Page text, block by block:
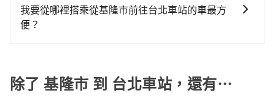
上下車地點仍有段距離，在遇到下雨天或者載行李時，
就顯得非常不便。
淘汰顧客評分較低的司機，且車輛均要求5年內新車，司
機也絕對不會在車內吸煙，於新冠肺炎期間也絕對全程
在成本的控制，更是在傳統旺季（年假、端午、中秋、
中長程提供最優惠的價格。 (3) 全台服務，不分城市與郊
區。 (4) 有較為嚴謹的乘車時間與取消政策。
我要從哪裡搭乘從基隆市前往台北車站的車最方
便？
得到，我們就保證發車。直接在官網上輸入住家地址、
辦公大樓、飯店民宿、各地車站、機場航廈、甚至風景
除了 基隆市 到 台北車站，還有⋯